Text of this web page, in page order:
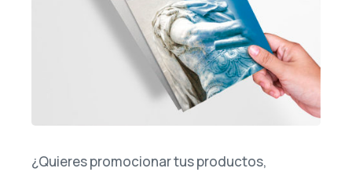
¿Quieres promocionar tus productos,